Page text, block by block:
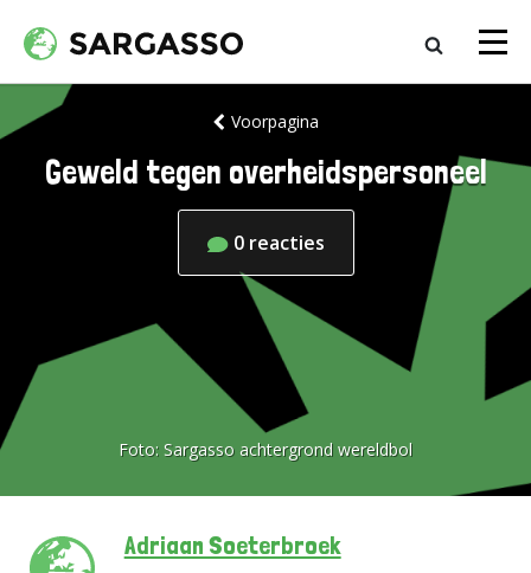
Voorpagina
Geweld tegen overheidspersoneel
0 reacties
Foto: Sargasso achtergrond wereldbol
Adriaan Soeterbroek